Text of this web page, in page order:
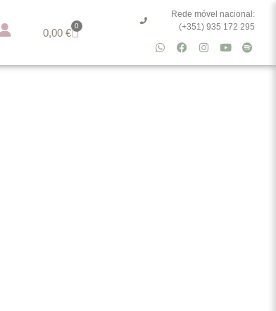
0,00 €
0
Rede móvel nacional:
(+351) 935 172 295